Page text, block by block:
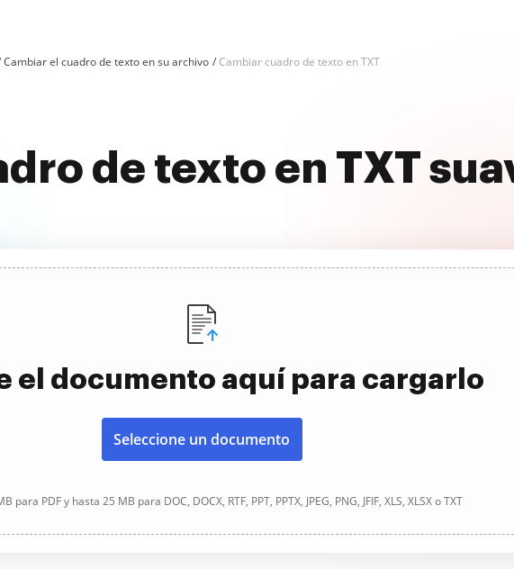
Cambiar el cuadro de texto en su archivo Cambiar cuadro de texto en TXT
de texto en TXT
el documento aquí para cargarlo
Seleccione un documento
para PDF y hasta 25 MB para DOC, DOCX, RTF, PPT, PPTX, JPEG, PNG, JFIF, XLS, XLSX o TXT